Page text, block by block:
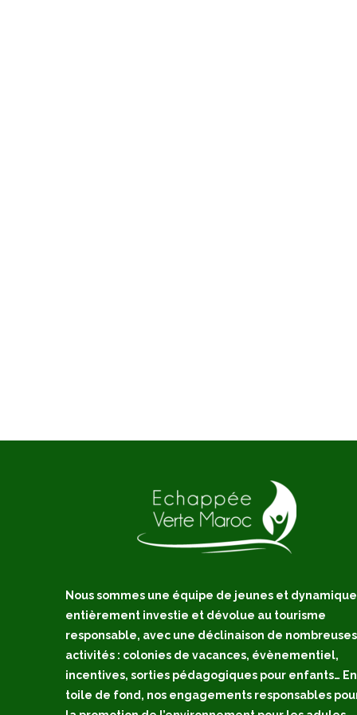
Nous sommes une équipe de jeunes et
entièrement investie et dévolue au tourisme
responsable, avec une déclinaison de nombreuses
activités : colonies de vacances, évènementiel,
incentives, sorties pédagogiques pour enfants… En
toile de fond, nos engagements responsables